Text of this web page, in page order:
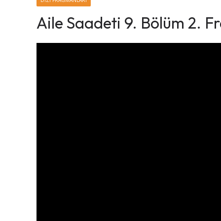
Aile Saadeti 9. Bölüm 2.